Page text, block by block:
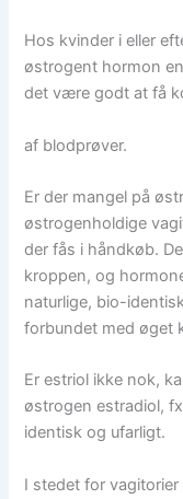
Hos kvinder i eller
østrogent hormon
det være godt at få
af blodprøver.
Er der mangel på
østrogenholdige
der fås i håndkøb.
kroppen, og
naturlige, bio-
forbundet med øget
Er estriol ikke nok,
østrogen estradiol,
identisk og ufarligt.
I stedet for